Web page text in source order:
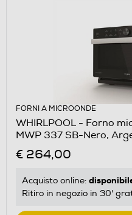
FORNI A MICROONDE
WHIRLPOOL - Forno
MWP 337 SB-Nero,
€ 264,00
Acquisto online:
Ritiro in negozio in 30'